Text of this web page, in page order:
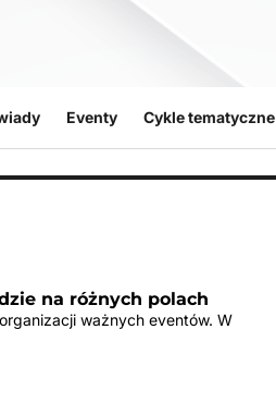
Eventy Cykle tematyczne
na różnych polach
ważnych eventów. W